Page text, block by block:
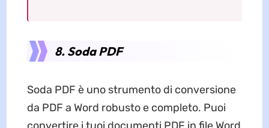
8. Soda PDF
Soda PDF è uno strumento di conversione
da PDF a Word robusto e completo. Puoi